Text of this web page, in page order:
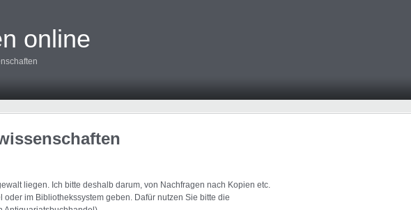
online
liegen. Ich bitte deshalb darum, von Nachfragen nach Kopien etc.
im Bibliothekssystem geben. Dafür nutzen Sie bitte die